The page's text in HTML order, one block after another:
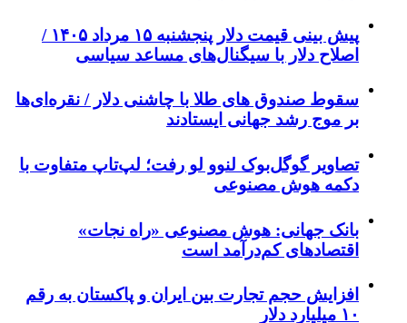
پیش ‌بینی قیمت دلار پنجشنبه ۱۵ مرداد ۱۴۰۵ /
اصلاح دلار با سیگنال‌های مساعد سیاسی
سقوط صندوق های طلا با چاشنی دلار / نقره‌ای‌ها
بر موج رشد جهانی ایستادند
تصاویر گوگل‌بوک لنوو لو رفت؛ لپ‌تاپ متفاوت با
دکمه هوش مصنوعی
بانک جهانی: هوش مصنوعی «راه نجات»
اقتصادهای کم‌درآمد است
افزایش حجم تجارت بین ایران و پاکستان به رقم
۱۰ میلیارد دلار